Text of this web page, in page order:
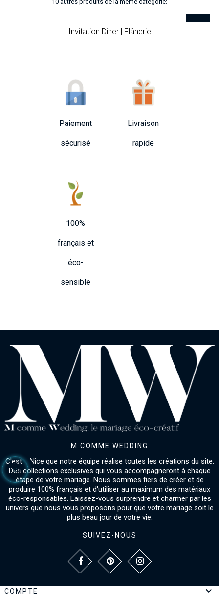
10 autres produits de la même catégorie:
Invitation Diner | Flânerie
Paiement
sécurisé
Livraison
rapide
100%
français et
éco-
sensible
M COMME WEDDING
C'est à Nice que notre équipe réalise toutes les créations du site.
Des collections exclusives qui vous accompagneront à chaque
étape de votre mariage. Nous sommes fiers de créer et de
produire 100% français et d'utiliser au maximum des matériaux
éco-responsables. Laissez-vous surprendre et charmer par les
univers que nous vous proposons pour que votre mariage soit le
plus beau jour de votre vie.
SUIVEZ-NOUS
COMPTE 